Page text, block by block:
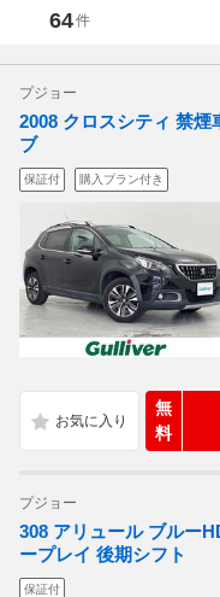
64件
プジョー
2008 クロスシティ 禁
ブ
保証付 購入プラン付き
無
料
プジョー
308 アリュール ブルー
ープレイ 後期シフト
保証付